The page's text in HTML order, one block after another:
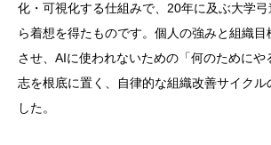
化・可視化する仕組みで、20年に及ぶ大学
ら着想を得たものです。個人の強みと組織
させ、AIに使われないための「何のためにや
志を根底に置く、自律的な組織改善サイクル
した。